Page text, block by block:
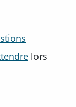
lors